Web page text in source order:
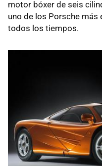
motor bóxer de seis
uno de los Porsche
todos los tiempos.